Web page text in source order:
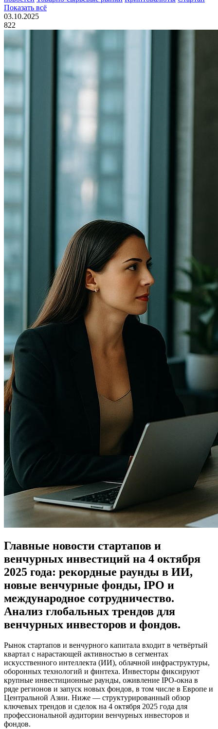
Показать всё
03.10.2025
822
Главные новости стартапов и
венчурных инвестиций на 4 октября
2025 года: рекордные раунды в ИИ,
новые венчурные фонды, IPO и
международное сотрудничество.
Анализ глобальных трендов для
венчурных инвесторов и фондов.
Рынок стартапов и венчурного капитала входит в четвёртый
квартал с нарастающей активностью в сегментах
искусственного интеллекта (ИИ), облачной инфраструктуры,
оборонных технологий и финтеха. Инвесторы фиксируют
крупные инвестиционные раунды, оживление IPO-окна в
ряде регионов и запуск новых фондов, в том числе в Европе и
Центральной Азии. Ниже — структурированный обзор
ключевых трендов и сделок на 4 октября 2025 года для
профессиональной аудитории венчурных инвесторов и
фондов.